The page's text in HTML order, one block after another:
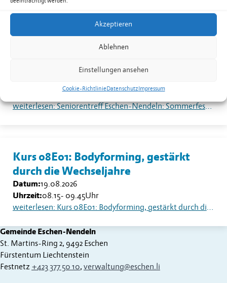
Akzeptieren
Ablehnen
Einstellungen ansehen
Cookie-RichtlinieDatenschutzImpressum
weiterlesen: Kurs 08B02: Yoga für Männer in Nendeln
Sommerfest auf dem Dorfplatz
Uhr
weiterlesen: Seniorentreff Eschen-Nendeln: Sommerfest auf dem Dorfplatz
Kurs 08E01: Bodyforming, gestärkt
durch die Wechseljahre
Datum:19.08.2026
Uhrzeit:08.15- 09.45Uhr
weiterlesen: Kurs 08E01: Bodyforming, gestärkt durch die Wechseljahre
Gemeinde Eschen-Nendeln
St. Martins-Ring 2, 9492 Eschen
Fürstentum Liechtenstein
Festnetz +423 377 50 10, verwaltung@eschen.li